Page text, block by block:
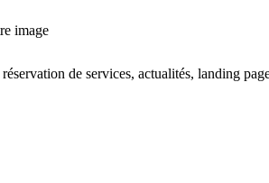
image
de services, actualités, landing